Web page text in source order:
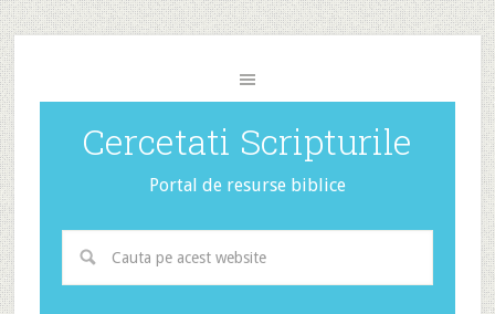
Cercetati Scripturile
Portal de resurse biblice